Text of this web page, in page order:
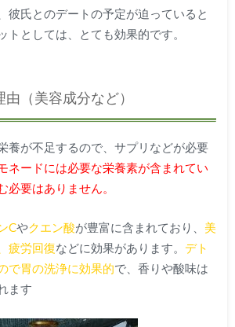
彼氏とのデートの予定が迫っていると
トとしては、とても効果的です。
由（美容成分など）
養が不足するので、サプリなどが必要
ネードには必要な栄養素が含まれてい
必要はありません。
Cやクエン酸が豊富に含まれており、 美
疲労回復などに効果があります。 デト
で胃の洗浄に効果的で、香りや酸味は
ます